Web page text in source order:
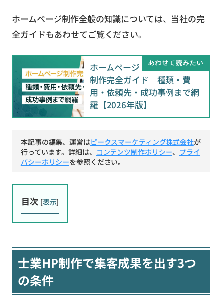
ホームページ制作全般の知識については、当社の完
全ガイドもあわせてご覧ください。
あわせて読みたい
ホームページ
制作完全ガイド｜種類・費
用・依頼先・成功事例まで網
羅【2026年版】
本記事の編集、運営はピークスマーケティング株式会社が
行っています。詳細は、 コンテンツ制作ポリシー、 プライ
バシーポリシーを参照ください。
目次 [表示]
士業HP制作で集客成果を出す3つ
の条件